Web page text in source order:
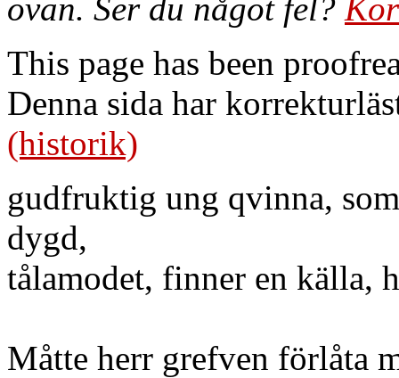
ovan. Ser du något fel?
This page has been
Denna sida har
(historik)
gudfruktig ung qvinna,
dygd,
tålamodet, finner en källa,
Måtte herr grefven förlåta